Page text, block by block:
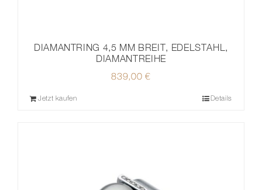
DIAMANTRING 4,5 MM BREIT, EDELSTAHL,
DIAMANTREIHE
839,00 €
Jetzt kaufen Details